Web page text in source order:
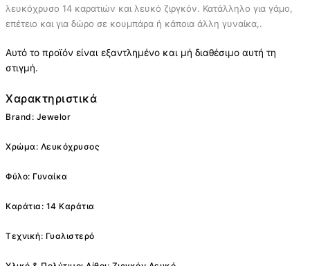
λευκόχρυσο 14 καρατιών και λευκό ζιργκόν. Κατάλληλο για γάμο,
επέτειο και για δώρο σε κουμπάρα ή κάποια άλλη γυναίκα,.
Αυτό το προϊόν είναι εξαντλημένο και μή διαθέσιμο αυτή τη
στιγμή.
Χαρακτηριστικά
Brand: Jewelor
Χρώμα: Λευκόχρυσος
Φύλο: Γυναίκα
Καράτια: 14 Καράτια
Τεχνική: Γυαλιστερό